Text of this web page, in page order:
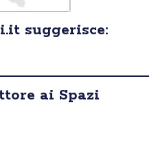
suggerisce:
ai Spazi